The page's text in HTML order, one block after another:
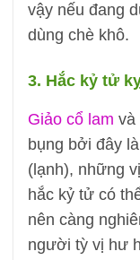
vậy nếu đang
dùng chè khô.
3. Hắc kỷ tử
Giảo cổ lam và
bụng bởi đây
(lạnh), những
hắc kỷ tử có
nên càng
người tỳ vị hư